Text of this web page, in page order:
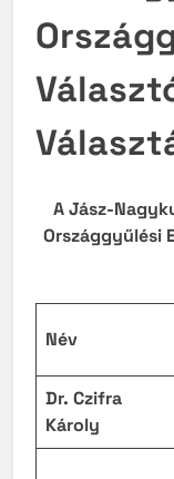
A Jász-
Országgyűlési
Név
Dr. Czifra
Károly